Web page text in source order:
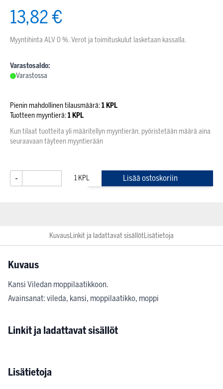
13,82 €
Myyntihinta ALV 0 %. Verot ja toimituskulut lasketaan kassalla.
Varastosaldo:
Varastossa
Pienin mahdollinen tilausmäärä:1 KPL
Tuotteen myyntierä:1 KPL
Kun tilaat tuotteita yli määritellyn myyntierän, pyöristetään määrä aina
seuraavaan täyteen myyntierään
- Lisää ostoskoriin
KuvausLinkit ja ladattavat sisällötLisätietoja
Kuvaus
Kansi Viledan moppilaatikkoon.
Avainsanat: vileda, kansi, moppilaatikko, moppi
Linkit ja ladattavat sisällöt
Lisätietoja